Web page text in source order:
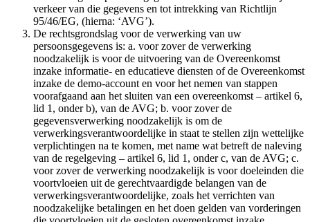
verkeer van die gegevens en tot intrekking van Richtlijn
95/46/EG, (hierna: ‘AVG’).
De rechtsgrondslag voor de verwerking van uw
persoonsgegevens is: a. voor zover de verwerking
noodzakelijk is voor de uitvoering van de Overeenkomst
inzake informatie- en educatieve diensten of de Overeenkomst
inzake de demo-account en voor het nemen van stappen
voorafgaand aan het sluiten van een overeenkomst – artikel 6,
lid 1, onder b), van de AVG; b. voor zover de
gegevensverwerking noodzakelijk is om de
verwerkingsverantwoordelijke in staat te stellen zijn wettelijke
verplichtingen na te komen, met name wat betreft de naleving
van de regelgeving – artikel 6, lid 1, onder c, van de AVG; c.
voor zover de verwerking noodzakelijk is voor doeleinden die
voortvloeien uit de gerechtvaardigde belangen van de
verwerkingsverantwoordelijke, zoals het verrichten van
noodzakelijke betalingen en het doen gelden van vorderingen